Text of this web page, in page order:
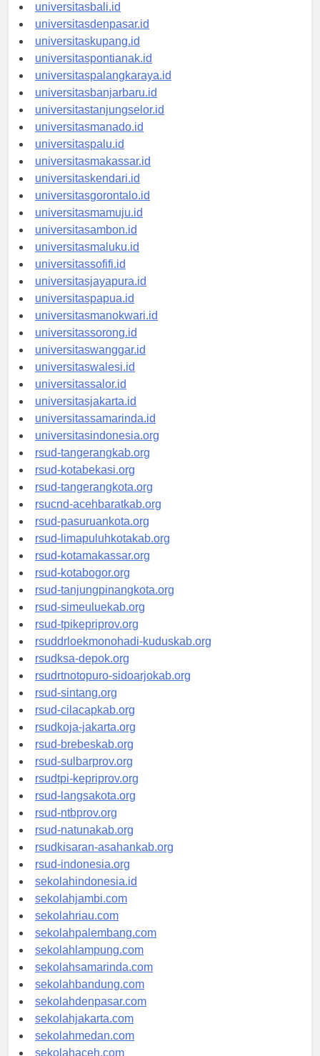
universitasbanten.id
universitasbali.id
universitasdenpasar.id
universitaskupang.id
universitaspontianak.id
universitaspalangkaraya.id
universitasbanjarbaru.id
universitastanjungselor.id
universitasmanado.id
universitaspalu.id
universitasmakassar.id
universitaskendari.id
universitasgorontalo.id
universitasmamuju.id
universitasambon.id
universitasmaluku.id
universitassofifi.id
universitasjayapura.id
universitaspapua.id
universitasmanokwari.id
universitassorong.id
universitaswanggar.id
universitaswalesi.id
universitassalor.id
universitasjakarta.id
universitassamarinda.id
universitasindonesia.org
rsud-tangerangkab.org
rsud-kotabekasi.org
rsud-tangerangkota.org
rsucnd-acehbaratkab.org
rsud-pasuruankota.org
rsud-limapuluhkotakab.org
rsud-kotamakassar.org
rsud-kotabogor.org
rsud-tanjungpinangkota.org
rsud-simeuluekab.org
rsud-tpikepriprov.org
rsuddrloekmonohadi-kuduskab.org
rsudksa-depok.org
rsudrtnotopuro-sidoarjokab.org
rsud-sintang.org
rsud-cilacapkab.org
rsudkoja-jakarta.org
rsud-brebeskab.org
rsud-sulbarprov.org
rsudtpi-kepriprov.org
rsud-langsakota.org
rsud-ntbprov.org
rsud-natunakab.org
rsudkisaran-asahankab.org
rsud-indonesia.org
sekolahindonesia.id
sekolahjambi.com
sekolahriau.com
sekolahpalembang.com
sekolahlampung.com
sekolahsamarinda.com
sekolahbandung.com
sekolahdenpasar.com
sekolahjakarta.com
sekolahmedan.com